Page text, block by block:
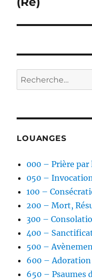
Recherche
pour :
LOUANGES
000 – Prière par
050 –
100 –
200 – Mort,
300 –
400 –
500 –
600 – Adoration
650 – Psaumes